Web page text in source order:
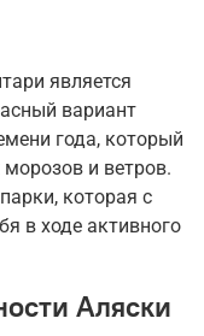
является
вариант
года, который
и ветров.
которая с
в ходе активного
Аляски